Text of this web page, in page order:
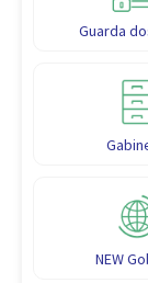
Guarda
NEW